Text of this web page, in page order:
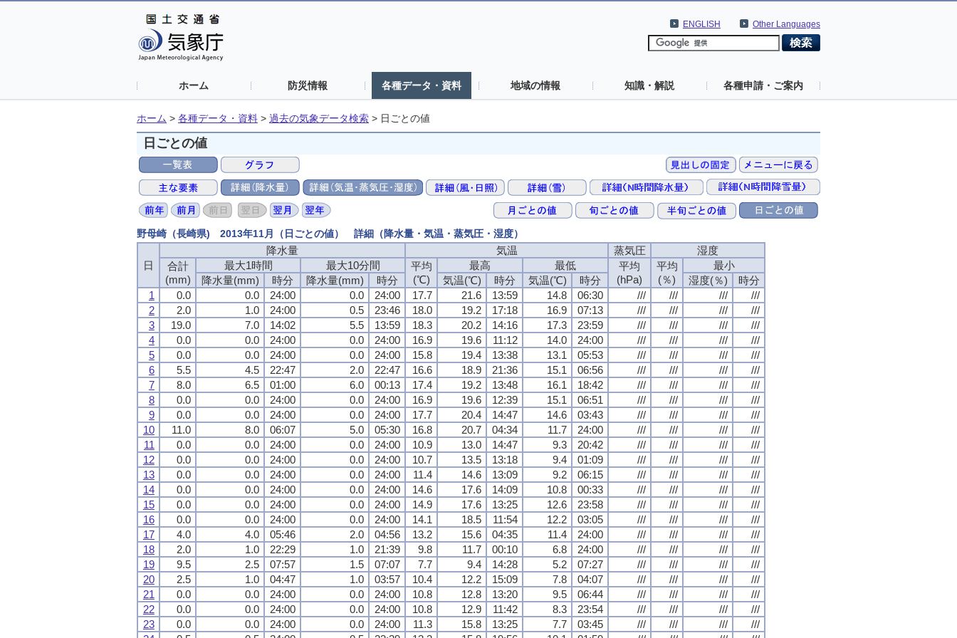
Other Languages
ENGLISH
ホーム 防災情報 各種データ・資料 地域の情報 知識・解説 各種申請・ご案内
ホーム > 各種データ・資料 > 過去の気象データ検索 > 日ごとの値
日ごとの値
野母崎（長崎県) 2013年11月（日ごとの値） 詳細（降水量・気温・蒸気圧・湿度）
日
降水量 気温 蒸気圧
湿度
合計
(mm)
最大1時間 最大10分間
平均
(℃)
最高 最低
平均
(hPa)
平均
(％)
最小
降水量(mm)
時分 降水量(mm) 時分 気温(℃) 時分 気温(℃) 時分 湿度(％)
時分
1
0.0 0.0 24:00 0.0 24:00 17.7 21.6 13:59 14.8 06:30 /// /// ///
///
2
2.0 1.0 24:00 0.5 23:46 18.0 19.2 17:18 16.9 07:13 /// /// ///
///
3
19.0 7.0 14:02 5.5 13:59 18.3 20.2 14:16 17.3 23:59 /// /// ///
///
4
0.0 0.0 24:00 0.0 24:00 16.9 19.6 11:12 14.0 24:00 /// /// ///
///
5
0.0 0.0 24:00 0.0 24:00 15.8 19.4 13:38 13.1 05:53 /// /// ///
///
6
5.5 4.5 22:47 2.0 22:47 16.6 18.9 21:36 15.1 06:56 /// /// ///
///
7
8.0 6.5 01:00 6.0 00:13 17.4 19.2 13:48 16.1 18:42 /// /// ///
///
8
0.0 0.0 24:00 0.0 24:00 16.9 19.6 12:39 15.1 06:51 /// /// ///
///
9
0.0 0.0 24:00 0.0 24:00 17.7 20.4 14:47 14.6 03:43 /// /// ///
///
10
11.0 8.0 06:07 5.0 05:30 16.8 20.7 04:34 11.7 24:00 /// /// ///
///
11
0.0 0.0 24:00 0.0 24:00 10.9 13.0 14:47 9.3 20:42 /// /// ///
///
12
0.0 0.0 24:00 0.0 24:00 10.7 13.5 13:18 9.4 01:09 /// /// ///
///
13
0.0 0.0 24:00 0.0 24:00 11.4 14.6 13:09 9.2 06:15 /// /// ///
///
14
0.0 0.0 24:00 0.0 24:00 14.6 17.6 14:09 10.8 00:33 /// /// ///
///
15
0.0 0.0 24:00 0.0 24:00 14.9 17.6 13:25 12.6 23:58 /// /// ///
///
16
0.0 0.0 24:00 0.0 24:00 14.1 18.5 11:54 12.2 03:05 /// /// ///
///
17
4.0 4.0 05:46 2.0 04:56 13.2 15.6 04:35 11.4 24:00 /// /// ///
///
18
2.0 1.0 22:29 1.0 21:39 9.8 11.7 00:10 6.8 24:00 /// /// ///
///
19
9.5 2.5 07:57 1.5 07:07 7.7 9.4 14:28 5.2 07:27 /// /// ///
///
20
2.5 1.0 04:47 1.0 03:57 10.4 12.2 15:09 7.8 04:07 /// /// ///
///
21
0.0 0.0 24:00 0.0 24:00 10.8 12.8 13:20 9.5 06:44 /// /// ///
///
22
0.0 0.0 24:00 0.0 24:00 10.8 12.9 11:42 8.3 23:54 /// /// ///
///
23
0.0 0.0 24:00 0.0 24:00 11.3 15.8 13:25 7.7 03:45 /// /// ///
///